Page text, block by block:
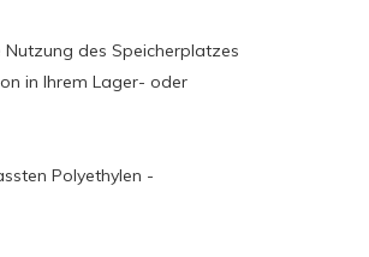
des Speicherplatzes
in Ihrem Lager- oder
Polyethylen -